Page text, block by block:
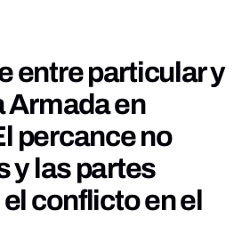
entre particular y
Armada en
percance no
y las partes
conflicto en el